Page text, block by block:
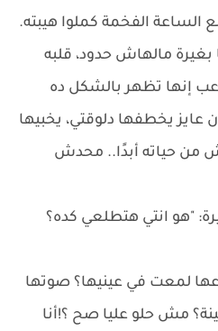
الساعة الفخمة كملوا هيبته.
مالهاش حدود، قلبه
إنها تظهر بالشكل ده
عايز يخطفها دلوقتي، يخبيها
من حياته أبدًا.. محدش
"هو انتي هتطلعي كده؟
لمعت في عينيها؟ صوتها
مش حلو عليا صح ؟!أنا